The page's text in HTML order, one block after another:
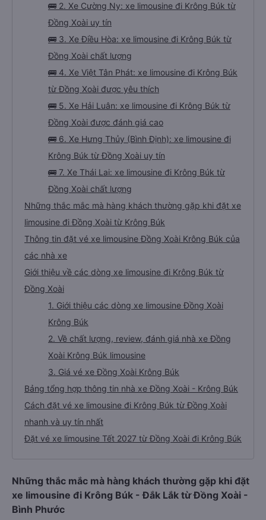
🚌 2. Xe Cường Ny: xe limousine đi Krông Búk từ
Đồng Xoài uy tín
🚌 3. Xe Điều Hòa: xe limousine đi Krông Búk từ
Đồng Xoài chất lượng
🚌 4. Xe Việt Tân Phát: xe limousine đi Krông Búk
từ Đồng Xoài được yêu thích
🚌 5. Xe Hải Luân: xe limousine đi Krông Búk từ
Đồng Xoài được đánh giá cao
🚌 6. Xe Hưng Thủy (Bình Định): xe limousine đi
Krông Búk từ Đồng Xoài uy tín
🚌 7. Xe Thái Lai: xe limousine đi Krông Búk từ
Đồng Xoài chất lượng
Những thắc mắc mà hàng khách thường gặp khi đặt xe
limousine đi Đồng Xoài từ Krông Búk
Thông tin đặt vé xe limousine Đồng Xoài Krông Búk của
các nhà xe
Giới thiệu về các dòng xe limousine đi Krông Búk từ
Đồng Xoài
1. Giới thiệu các dòng xe limousine Đồng Xoài
Krông Búk
2. Về chất lượng, review, đánh giá nhà xe Đồng
Xoài Krông Búk limousine
3. Giá vé xe Đồng Xoài Krông Búk
Bảng tổng hợp thông tin nhà xe Đồng Xoài - Krông Búk
Cách đặt vé xe limousine đi Krông Búk từ Đồng Xoài
nhanh và uy tín nhất
Đặt vé xe limousine Tết 2027 từ Đồng Xoài đi Krông Búk
Những thắc mắc mà hàng khách thường gặp khi đặt
xe limousine đi Krông Búk - Đắk Lắk từ Đồng Xoài -
Bình Phước